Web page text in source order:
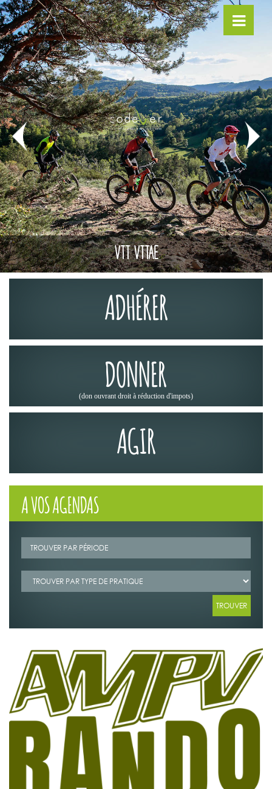
VTT VTTAE
ADHÉRER
DONNER
(don ouvrant droit à réduction d'impots)
AGIR
A VOS AGENDAS